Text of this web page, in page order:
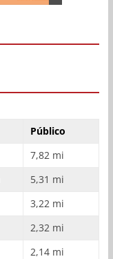
Público
7,82 mi
5,31 mi
3,22 mi
2,32 mi
2,14 mi